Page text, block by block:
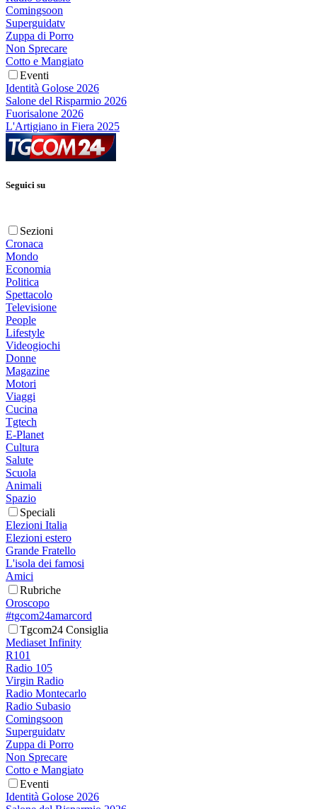
Comingsoon
Superguidatv
Zuppa di Porro
Non Sprecare
Cotto e Mangiato
Eventi
Identità Golose 2026
Salone del Risparmio 2026
Fuorisalone 2026
L'Artigiano in Fiera 2025
Seguici su
Sezioni
Cronaca
Mondo
Economia
Politica
Spettacolo
Televisione
People
Lifestyle
Videogiochi
Donne
Magazine
Motori
Viaggi
Cucina
Tgtech
E-Planet
Cultura
Salute
Scuola
Animali
Spazio
Speciali
Elezioni Italia
Elezioni estero
Grande Fratello
L'isola dei famosi
Amici
Rubriche
Oroscopo
#tgcom24amarcord
Tgcom24 Consiglia
Mediaset Infinity
R101
Radio 105
Virgin Radio
Radio Montecarlo
Radio Subasio
Comingsoon
Superguidatv
Zuppa di Porro
Non Sprecare
Cotto e Mangiato
Eventi
Identità Golose 2026